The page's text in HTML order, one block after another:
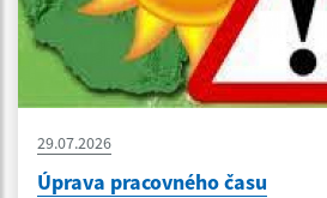
29.07.2026
Úprava pracovného času